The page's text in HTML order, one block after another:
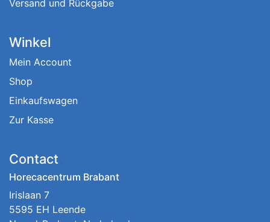
Versand und Rückgabe
Winkel
Mein Account
Shop
Einkaufswagen
Zur Kasse
Contact
Horecacentrum Brabant
Irislaan 7
5595 EH Leende